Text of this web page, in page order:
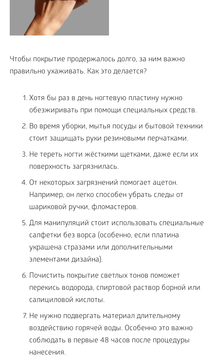
Чтобы покрытие продержалось долго, за ним важно
правильно ухаживать. Как это делается?
Хотя бы раз в день ногтевую пластину нужно
обезжиривать при помощи специальных средств.
Во время уборки, мытья посуды и бытовой техники
стоит защищать руки резиновыми перчатками.
Не тереть ногти жёсткими щетками, даже если их
поверхность загрязнилась.
От некоторых загрязнений помогает ацетон.
Например, он легко способен убрать следы от
шариковой ручки, фломастеров.
Для манипуляций стоит использовать специальные
салфетки без ворса (особенно, если платина
украшена стразами или дополнительными
элементами дизайна).
Почистить покрытие светлых тонов поможет
перекись водорода, спиртовой раствор борной или
салициловой кислоты.
Не нужно подвергать материал длительному
воздействию горячей воды. Особенно это важно
соблюдать в первые 48 часов после процедуры
нанесения.